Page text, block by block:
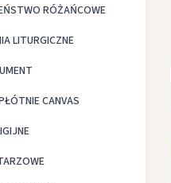
RÓŻAŃCOWE
LITURGICZNE
CANVAS